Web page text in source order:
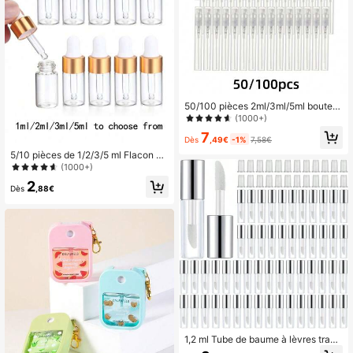
5/10 pièces de 1/2/3/5 ml Flacon co
mpte-gouttes en verre pour huiles e
vec compte-gouttes en verre pour f
parfum, aromathérapie, cosmétique,
flacon compte-gouttes en verre po
ur huiles essentielles
(1000+)
Dès 2,88€
50/100 pièces 2ml/3ml/5ml bouteill
e de pulvérisation en plastique, vap
(1000+)
Dès 7 ,49€ -1% 7,58€
1,2 ml Tube de baume à lèvres trans
parent petit rechargeable vide Bout